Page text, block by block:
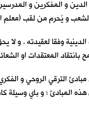
و المفكرين و
و يُحرم من لقب
وفقا لعقيدته . و لا
المعتقدات او
الروحي و الفكري
هذه المبادئ ؛ و باي